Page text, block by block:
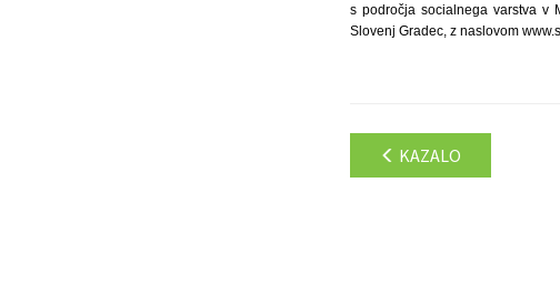
s področja socialnega varstva v
Slovenj Gradec, z naslovom
KAZALO